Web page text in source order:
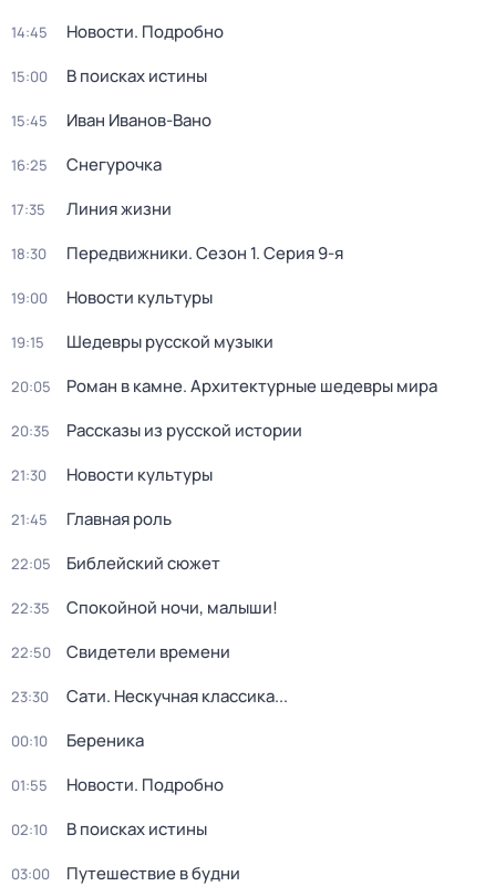
14:45 Новости. Подробно
15:00 В поисках истины
15:45 Иван Иванов-Вано
16:25 Снегурочка
17:35 Линия жизни
18:30 Передвижники. Сезон 1. Серия 9-я
19:00 Новости культуры
19:15 Шедевры русской музыки
20:05 Роман в камне. Архитектурные шедевры мира
20:35 Рассказы из русской истории
21:30 Новости культуры
21:45 Главная роль
22:05 Библейский сюжет
22:35 Спокойной ночи, малыши!
22:50 Свидетели времени
23:30 Сати. Нескучная классика...
00:10 Береника
01:55 Новости. Подробно
02:10 В поисках истины
03:00 Путешествие в будни